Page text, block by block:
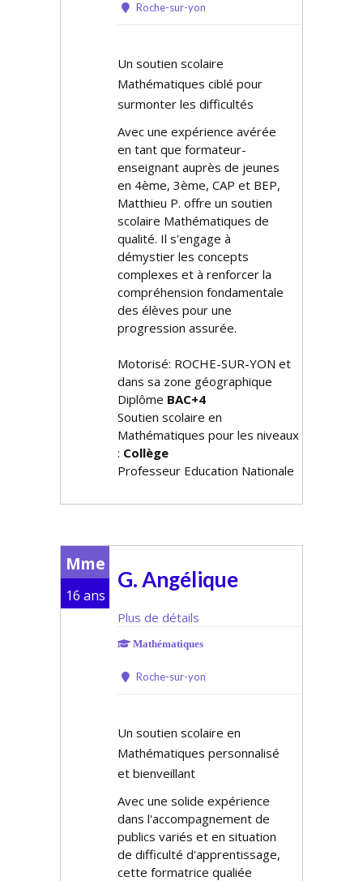
Roche-sur-yon
Un soutien scolaire
Mathématiques ciblé pour
surmonter les difficultés
Avec une expérience avérée
en tant que formateur-
enseignant auprès de jeunes
en 4ème, 3ème, CAP et BEP,
Matthieu P. offre un soutien
scolaire Mathématiques de
qualité. Il s'engage à
démystifier les concepts
complexes et à renforcer la
compréhension fondamentale
des élèves pour une
progression assurée.
Motorisé: ROCHE-SUR-YON et
dans sa zone géographique
Diplôme BAC+4
Soutien scolaire en
Mathématiques pour les niveaux
: Collège
Professeur Education Nationale
Mme
16 ans
G. Angélique
Plus de détails
Mathématiques
Roche-sur-yon
Un soutien scolaire en
Mathématiques personnalisé
et bienveillant
Avec une solide expérience
dans l'accompagnement de
publics variés et en situation
de difficulté d'apprentissage,
cette formatrice qualifiée